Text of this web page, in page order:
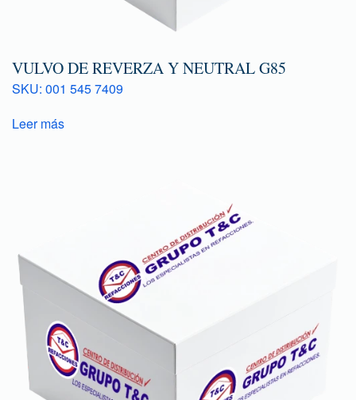
VULVO DE REVERZA Y NEUTRAL G85
SKU: 001 545 7409
Leer más